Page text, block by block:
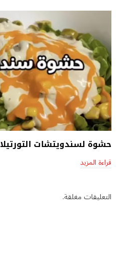
حشوة لسندويتشات التورتيلا
قراءة المزيد
التعليقات مغلقة.